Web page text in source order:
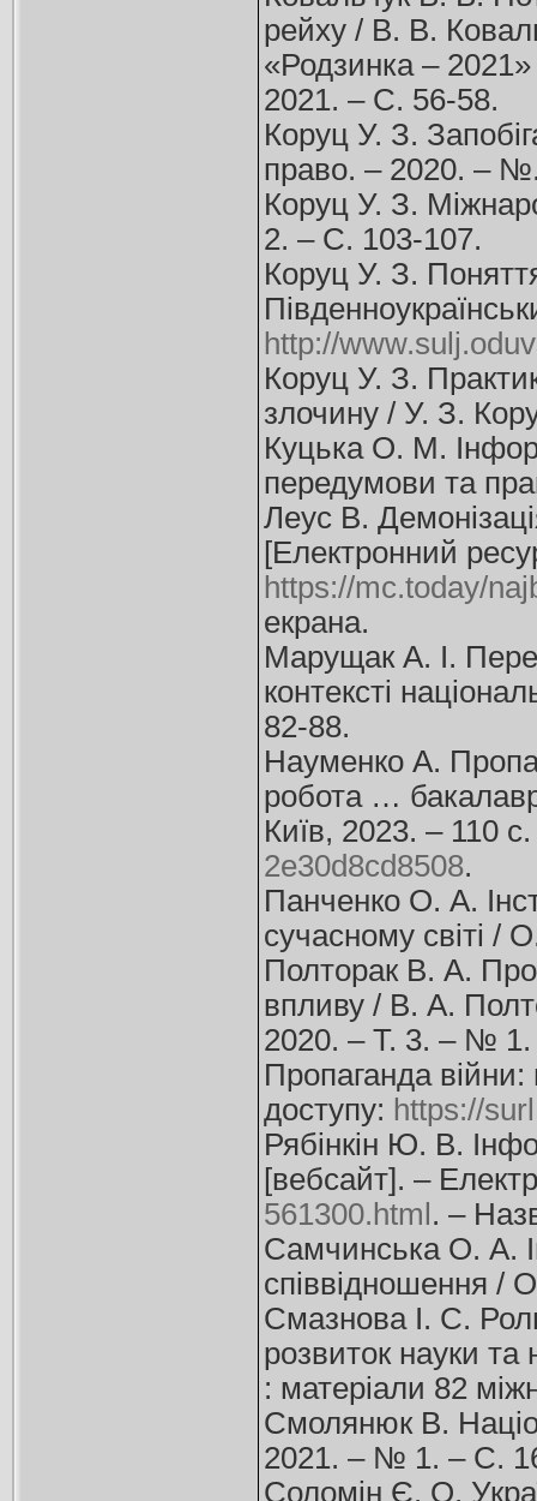
рейху / В. В.
«Родзинка –
2021. – С. 56-58.
Коруц У. З.
право. – 2020. –
Коруц У. З.
2. – С. 103-107.
Коруц У. З.
http://
Коруц У. З.
злочину / У. З.
Куцька О. М.
передумови та
Леус В.
[Електронний
https://mc.today/
екрана.
Марущак А. І.
контексті
82-88.
Науменко А.
робота …
Київ, 2023. – 110
2e30d8cd8508.
Панченко О. А.
сучасному світі
Полторак В. А.
впливу / В. А.
2020. – Т. 3. – №
Пропаганда
доступу: https://
Рябінкін Ю. В.
[вебсайт]. –
561300.html . –
Самчинська О. А.
співвідношення /
Смазнова І. С.
розвиток науки та
: матеріали 82
Смолянюк В.
2021. – № 1. – С.
Соломін Є. О.